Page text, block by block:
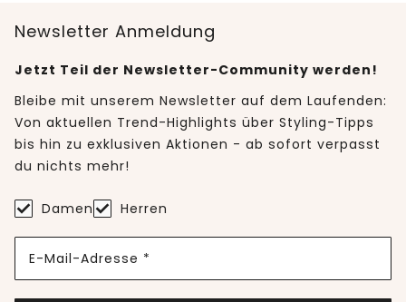
Newsletter Anmeldung
Jetzt Teil der Newsletter-Community werden!
Bleibe mit unserem Newsletter auf dem Laufenden:
Von aktuellen Trend-Highlights über Styling-Tipps
bis hin zu exklusiven Aktionen - ab sofort verpasst
du nichts mehr!
Damen Herren
E-Mail-Adresse *